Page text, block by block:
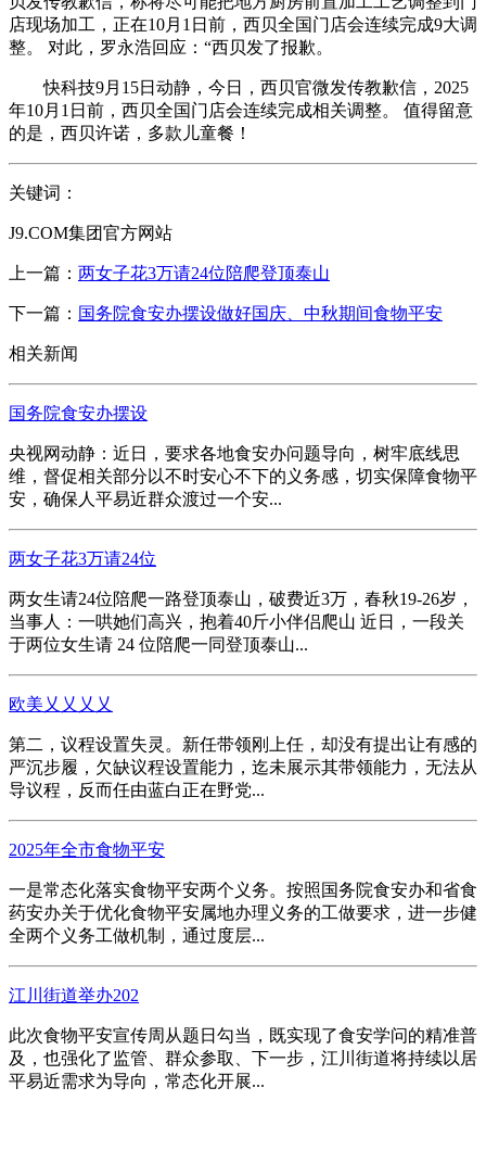
店现场加工，正在10月1日前，西贝全国门店会连续完成9大调
整。 对此，罗永浩回应：“西贝发了报歉。
快科技9月15日动静，今日，西贝官微发传教歉信，2025
年10月1日前，西贝全国门店会连续完成相关调整。 值得留意
的是，西贝许诺，多款儿童餐！
关键词：
J9.COM集团官方网站
上一篇： 两女子花3万请24位陪爬登顶泰山
下一篇： 国务院食安办摆设做好国庆、中秋期间食物平安
相关新闻
国务院食安办摆设
央视网动静：近日，要求各地食安办问题导向，树牢底线思
维，督促相关部分以不时安心不下的义务感，切实保障食物平
安，确保人平易近群众渡过一个安...
两女子花3万请24位
两女生请24位陪爬一路登顶泰山，破费近3万，春秋19-26岁，
当事人：一哄她们高兴，抱着40斤小伴侣爬山 近日，一段关
于两位女生请 24 位陪爬一同登顶泰山...
欧美乂乂乂乂
第二，议程设置失灵。新任带领刚上任，却没有提出让有感的
严沉步履，欠缺议程设置能力，迄未展示其带领能力，无法从
导议程，反而任由蓝白正在野党...
2025年全市食物平安
一是常态化落实食物平安两个义务。按照国务院食安办和省食
药安办关于优化食物平安属地办理义务的工做要求，进一步健
全两个义务工做机制，通过度层...
江川街道举办202
此次食物平安宣传周从题日勾当，既实现了食安学问的精准普
及，也强化了监管、群众参取、下一步，江川街道将持续以居
平易近需求为导向，常态化开展...